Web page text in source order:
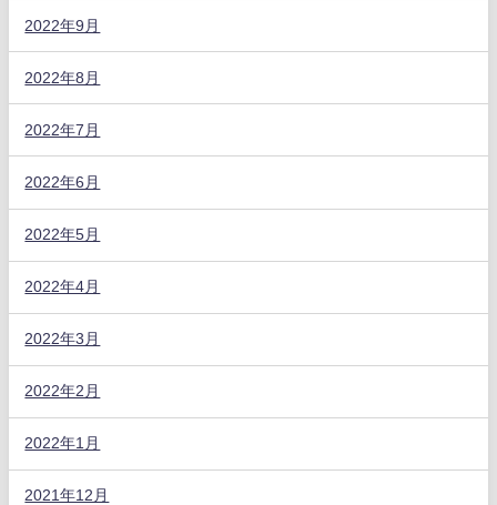
2022年9月
2022年8月
2022年7月
2022年6月
2022年5月
2022年4月
2022年3月
2022年2月
2022年1月
2021年12月